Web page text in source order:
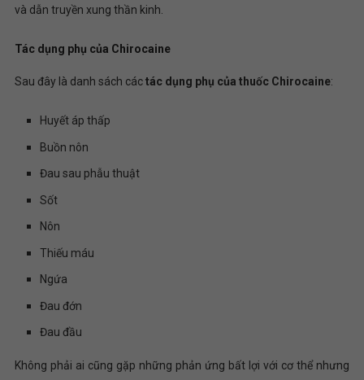
và dẫn truyền xung thần kinh.
Tác dụng phụ của Chirocaine
Sau đây là danh sách cáctác dụng phụ của thuốc Chirocaine:
Huyết áp thấp
Buồn nôn
Đau sau phẫu thuật
Sốt
Nôn
Thiếu máu
Ngứa
Đau đớn
Đau đầu
Không phải ai cũng gặp những phản ứng bất lợi với cơ thể nhưng